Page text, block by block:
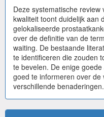
Deze systematische
kwaliteit toont duidelijk aan
gelokaliseerde
over de definitie van de
waiting. De bestaande
te identificeren die zouden
te bevelen. De enige
goed te informeren over
verschillende benaderingen.